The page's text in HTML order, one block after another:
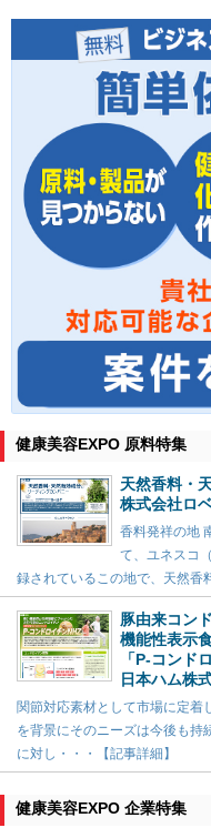
健康美容EXPO 原料特集
天然香料・
株式会社ロ
香料発祥の地
て、ユネスコ
録されているこの地で、天然香
豚由来コン
機能性表示
「P-コンド
日本ハム株
関節対応素材として市場に定着
を背景にそのニーズは今後も持
に対し・・・【記事詳細】
健康美容EXPO 企業特集